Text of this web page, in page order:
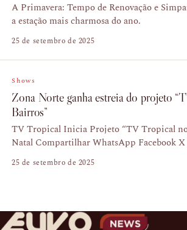
A Primavera: Tempo de Renovação e
a estação mais charmosa do ano.
25 de setembro de 2025
Shows
Zona Norte ganha estreia do projeto
Bairros”
TV Tropical Inicia Projeto “TV Tropical
Natal Compartilhar WhatsApp Facebook X
25 de setembro de 2025